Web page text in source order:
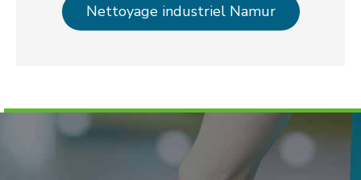
Nettoyage industriel Namur